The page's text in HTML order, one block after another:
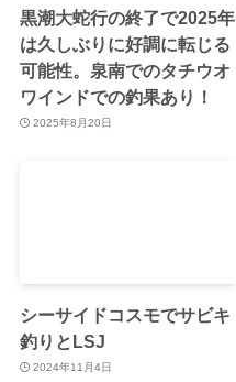
黒潮大蛇行の終了で2025年
は久しぶりに好調に転じる
可能性。泉南でのタチウオ
ワインドでの釣果あり！
2025年8月20日
シーサイドコスモでサビキ
釣りとLSJ
2024年11月4日